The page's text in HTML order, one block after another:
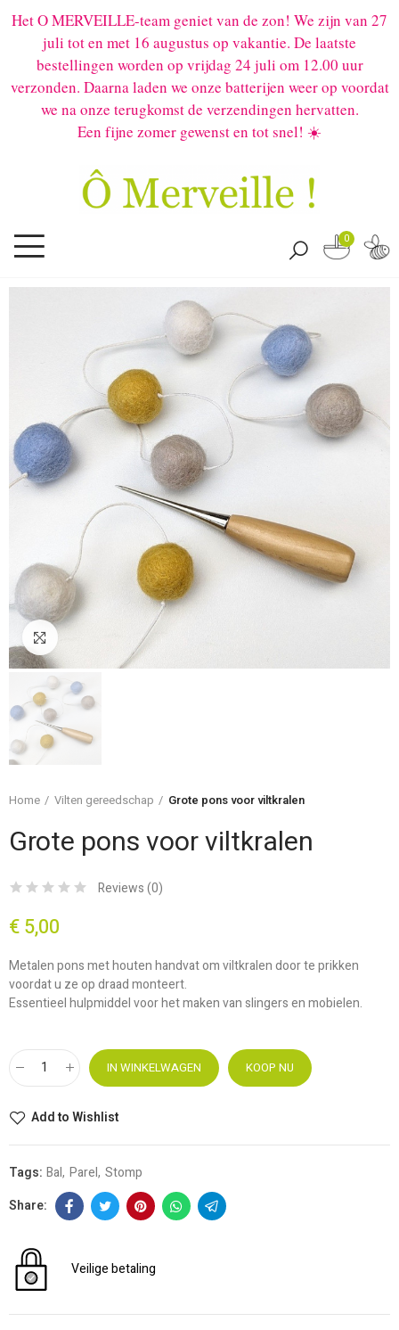
Het O MERVEILLE-team geniet van de zon! We zijn van 27
juli tot en met 16 augustus op vakantie. De laatste
bestellingen worden op vrijdag 24 juli om 12.00 uur
verzonden. Daarna laden we onze batterijen weer op voordat
we na onze terugkomst de verzendingen hervatten.
Een fijne zomer gewenst en tot snel! ☀️
0
Klik om te vergroten
Home Vilten gereedschap Grote pons voor viltkralen
Grote pons voor viltkralen
Reviews (0)
€ 5,00
Metalen pons met houten handvat om viltkralen door te prikken
voordat u ze op draad monteert.
Essentieel hulpmiddel voor het maken van slingers en mobielen.
IN WINKELWAGEN KOOP NU
Add to Wishlist
Tags: Bal Parel Stomp
Veilige betaling